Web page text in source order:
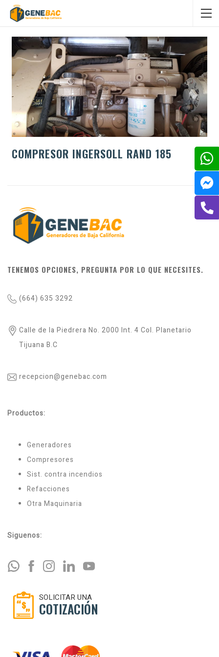
COMPRESOR INGERSOLL RAND 185
TENEMOS OPCIONES, PREGUNTA POR LO QUE NECESITES.
(664) 635 3292
Calle de la Piedrera No. 2000 Int. 4 Col. Planetario
Tijuana B.C
recepcion@genebac.com
Productos:
Generadores
Compresores
Sist. contra incendios
Refacciones
Otra Maquinaria
Siguenos:
SOLICITAR UNA
COTIZACIÓN